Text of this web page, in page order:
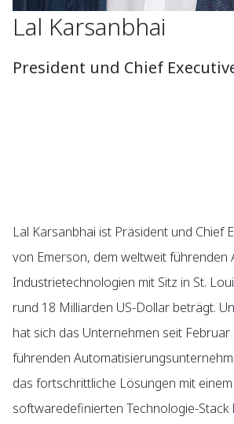
Lal Karsanbhai
President und Chief
Lal Karsanbhai ist Präsident und Chief
von Emerson, dem weltweit führenden
Industrietechnologien mit Sitz in St.
rund 18 Milliarden US-Dollar beträgt.
hat sich das Unternehmen seit
führenden
das fortschrittliche Lösungen mit einem
softwaredefinierten Technologie-Stack